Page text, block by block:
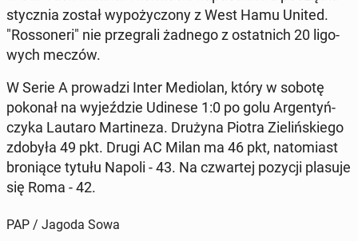
stycz­nia został wy­po­ży­czo­ny z West Hamu United.
"Ros­so­ne­ri" nie prze­gra­li żadnego z ostat­nich 20 li­go­
wych meczów.
W Serie A pro­wa­dzi Inter Me­dio­lan, który w sobotę
pokonał na wy­jeź­dzie Udinese 1:0 po golu Ar­gen­tyń­
czy­ka Lautaro Mar­ti­ne­za. Drużyna Piotra Zie­liń­skie­go
zdobyła 49 pkt. Drugi AC Milan ma 46 pkt, na­to­miast
bro­nią­ce tytułu Napoli - 43. Na czwar­tej pozycji plasuje
się Roma - 42.
PAP / Jagoda Sowa